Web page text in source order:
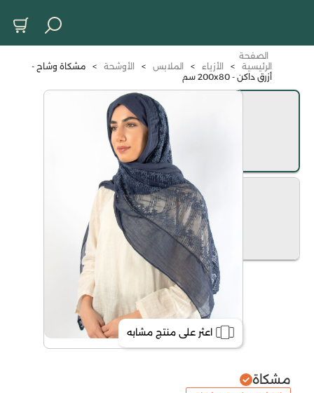
الصفحة
الرئيسية
> الأزياء > الملابس > الأوشحة >
مشكاة وشاح -
أزرق داكن - 200x80 سم
اعثر على منتج مشابه
مشكاة